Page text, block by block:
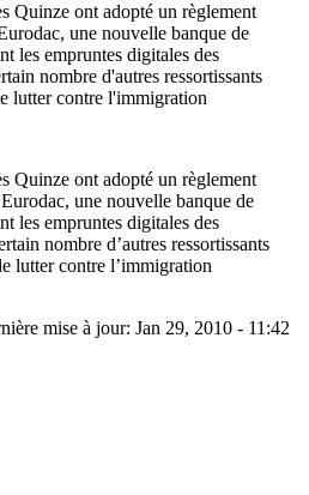
Quinze ont adopté un règlement
une nouvelle banque de
les empruntes digitales des
nombre d'autres ressortissants
lutter contre l'immigration
Quinze ont adopté un règlement
une nouvelle banque de
les empruntes digitales des
nombre d’autres ressortissants
lutter contre l’immigration
mise à jour: Jan 29, 2010 - 11:42